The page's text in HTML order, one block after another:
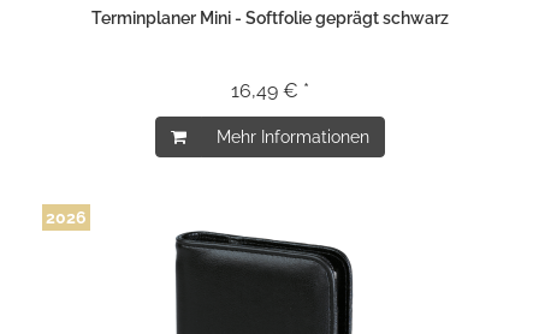
Terminplaner Mini - Softfolie geprägt schwarz
16,49 € *
Mehr Informationen
2026